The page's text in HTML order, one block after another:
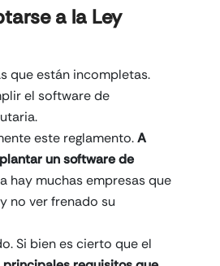
a la Ley
que están incompletas.
el software de
este reglamento.A
un software de
hay muchas empresas que
no ver frenado su
Si bien es cierto que el